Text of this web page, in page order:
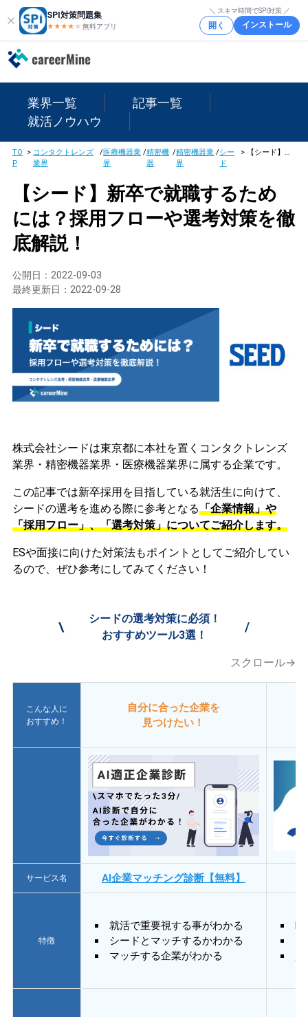
SPI対策問題集
★★★★ ★★
無料アプリ
＼ スキマ時間でSPI対策 ／
開く インストール
業界一覧
記事一覧
就活ノウハウ
TO
P
> コンタクトレンズ
業界
/医療機器業
界
/精密機
器
/精密機器業
界
/シー
ド
> 【シード】新卒で就職するためには？採用フローや選考対策を徹底解説！
【シード】新卒で就職するため
には？採用フローや選考対策を徹
底解説！
公開日： 2022-09-03
最終更新日： 2022-09-28
株式会社シードは東京都に本社を置くコンタクトレンズ
業界・精密機器業界・医療機器業界に属する企業です。
この記事では新卒採用を目指している就活生に向けて、
シードの選考を進める際に参考となる「企業情報」や
「採用フロー」、「選考対策」についてご紹介します。
ESや面接に向けた対策法もポイントとしてご紹介してい
るので、ぜひ参考にしてみてください！
\
シードの選考対策に必須！
おすすめツール3選！
/
スクロール→
こんな人に
おすすめ！
自分に合った企業を
見つけたい！
サービス名 AI企業マッチング診断【無料】
特徴
就活で重要視する事がわかる
シードとマッチするかわかる
マッチする企業がわかる
質